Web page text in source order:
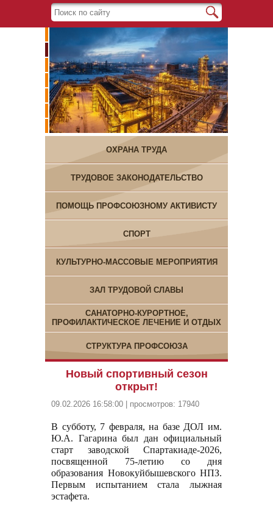
ОХРАНА ТРУДА
ТРУДОВОЕ ЗАКОНОДАТЕЛЬСТВО
ПОМОЩЬ ПРОФСОЮЗНОМУ АКТИВИСТУ
СПОРТ
КУЛЬТУРНО-МАССОВЫЕ МЕРОПРИЯТИЯ
ЗАЛ ТРУДОВОЙ СЛАВЫ
САНАТОРНО-КУРОРТНОЕ,
ПРОФИЛАКТИЧЕСКОЕ ЛЕЧЕНИЕ И ОТДЫХ
СТРУКТУРА ПРОФСОЮЗА
Новый спортивный сезон
открыт!
09.02.2026 16:58:00 | просмотров: 17940
В субботу, 7 февраля, на базе ДОЛ им.
Ю.А. Гагарина был дан официальный
старт заводской Спартакиаде-2026,
посвященной 75-летию со дня
образования Новокуйбышевского НПЗ.
Первым испытанием стала лыжная
эстафета.